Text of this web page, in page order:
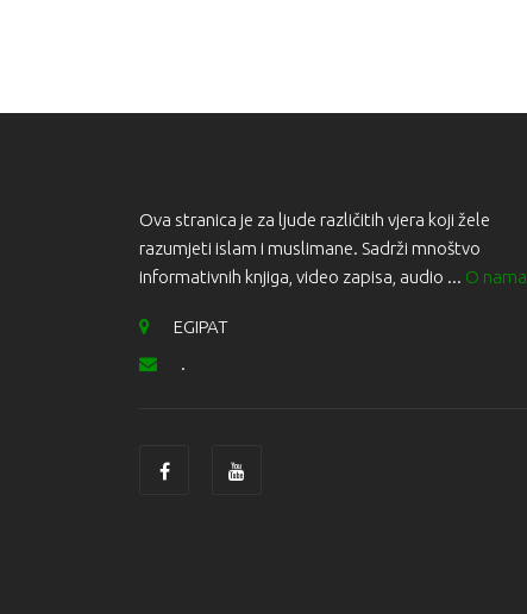
Ova stranica je za ljude različitih vjera koji žele
razumjeti islam i muslimane. Sadrži mnoštvo
informativnih knjiga, video zapisa, audio ... O nama
EGIPAT
.